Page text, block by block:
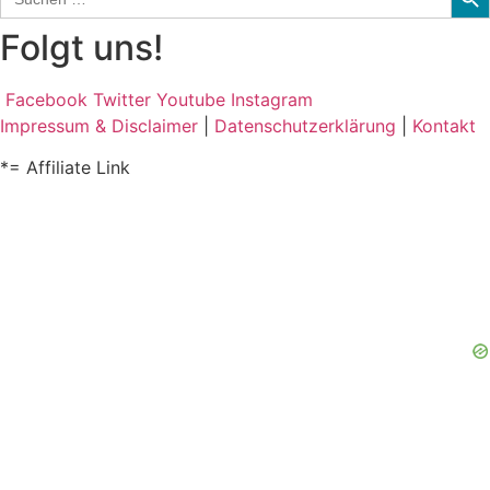
Folgt uns!
Facebook Twitter Youtube Instagram
Impressum & Disclaimer
Datenschutzerklärung
Kontakt
*= Affiliate Link